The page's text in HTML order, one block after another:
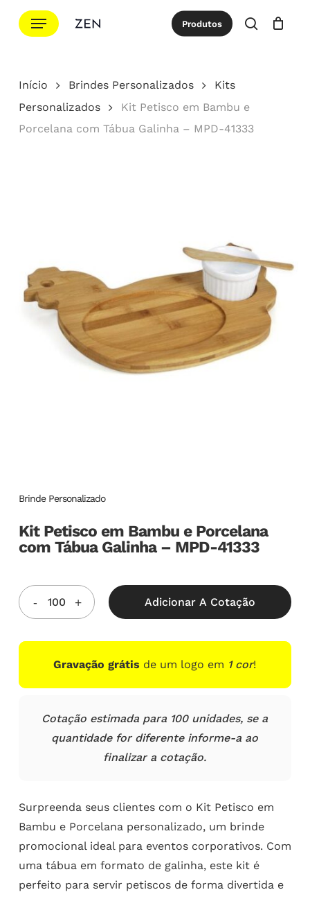
para
principal
Menu Produtos
procurar
Cotação Close
Início Brindes Personalizados
Kits
Personalizados
Kit Petisco em Bambu e
Porcelana com Tábua Galinha – MPD-41333
Brinde Personalizado
Kit Petisco em Bambu e Porcelana
com Tábua Galinha – MPD-41333
Adicionar A Cotação
Gravação grátis de um logo em 1 cor!
Cotação estimada para 100 unidades, se a
quantidade for diferente informe-a ao
finalizar a cotação.
Surpreenda seus clientes com o Kit Petisco em
Bambu e Porcelana personalizado, um brinde
promocional ideal para eventos corporativos. Com
uma tábua em formato de galinha, este kit é
perfeito para servir petiscos de forma divertida e